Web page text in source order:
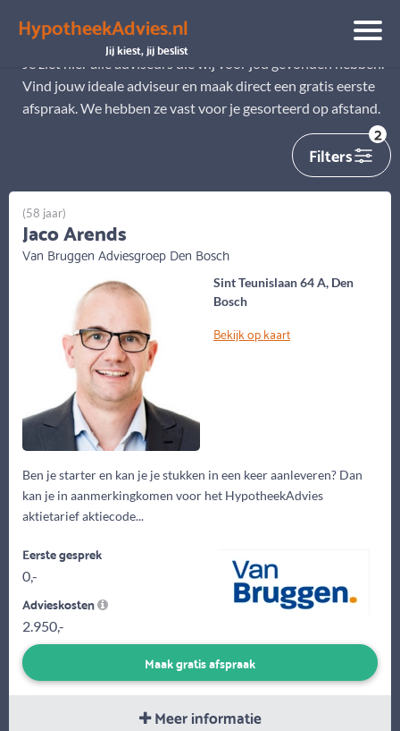
HypotheekAdvies.nl
Jij kiest, jij beslist
Alle adviseurs
Je ziet hier alle adviseurs die wij voor jou gevonden hebben.
Vind jouw ideale adviseur en maak direct een gratis eerste
afspraak. We hebben ze vast voor je gesorteerd op afstand.
Filters
2
Sint Teunislaan 64 A, Den
Bosch
Bekijk op kaart
Ben je starter en kan je je stukken in een keer aanleveren? Dan
kan je in aanmerkingkomen voor het HypotheekAdvies
aktietarief aktiecode...
(58 jaar)
Jaco Arends
Van Bruggen Adviesgroep Den Bosch
Eerste gesprek
0,-
Advieskosten
2.950,-
Maak gratis afspraak
Meer informatie